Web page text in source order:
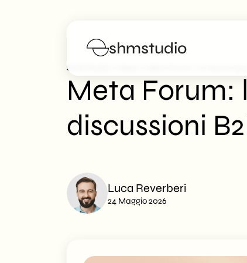
shmstudio
Portfolio
Blog
Lavora con noi
SHM Studio
Meta Forum:
discussioni
Luca Reverberi
24 Maggio 2026